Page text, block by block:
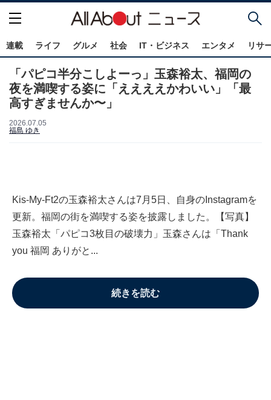
連載 ライフ グルメ 社会 IT・ビジネス エンタメ リサ
「パピコ半分こしよーっ」玉森裕太、福岡の
夜を満喫する姿に「ええええかわいい」「最
高すぎませんか〜」
2026.07.05
福島 ゆき
Kis-My-Ft2の玉森裕太さんは7月5日、自身のInstagramを
更新。福岡の街を満喫する姿を披露しました。【写真】
玉森裕太「パピコ3枚目の破壊力」玉森さんは「Thank
you 福岡 ありがと...
続きを読む